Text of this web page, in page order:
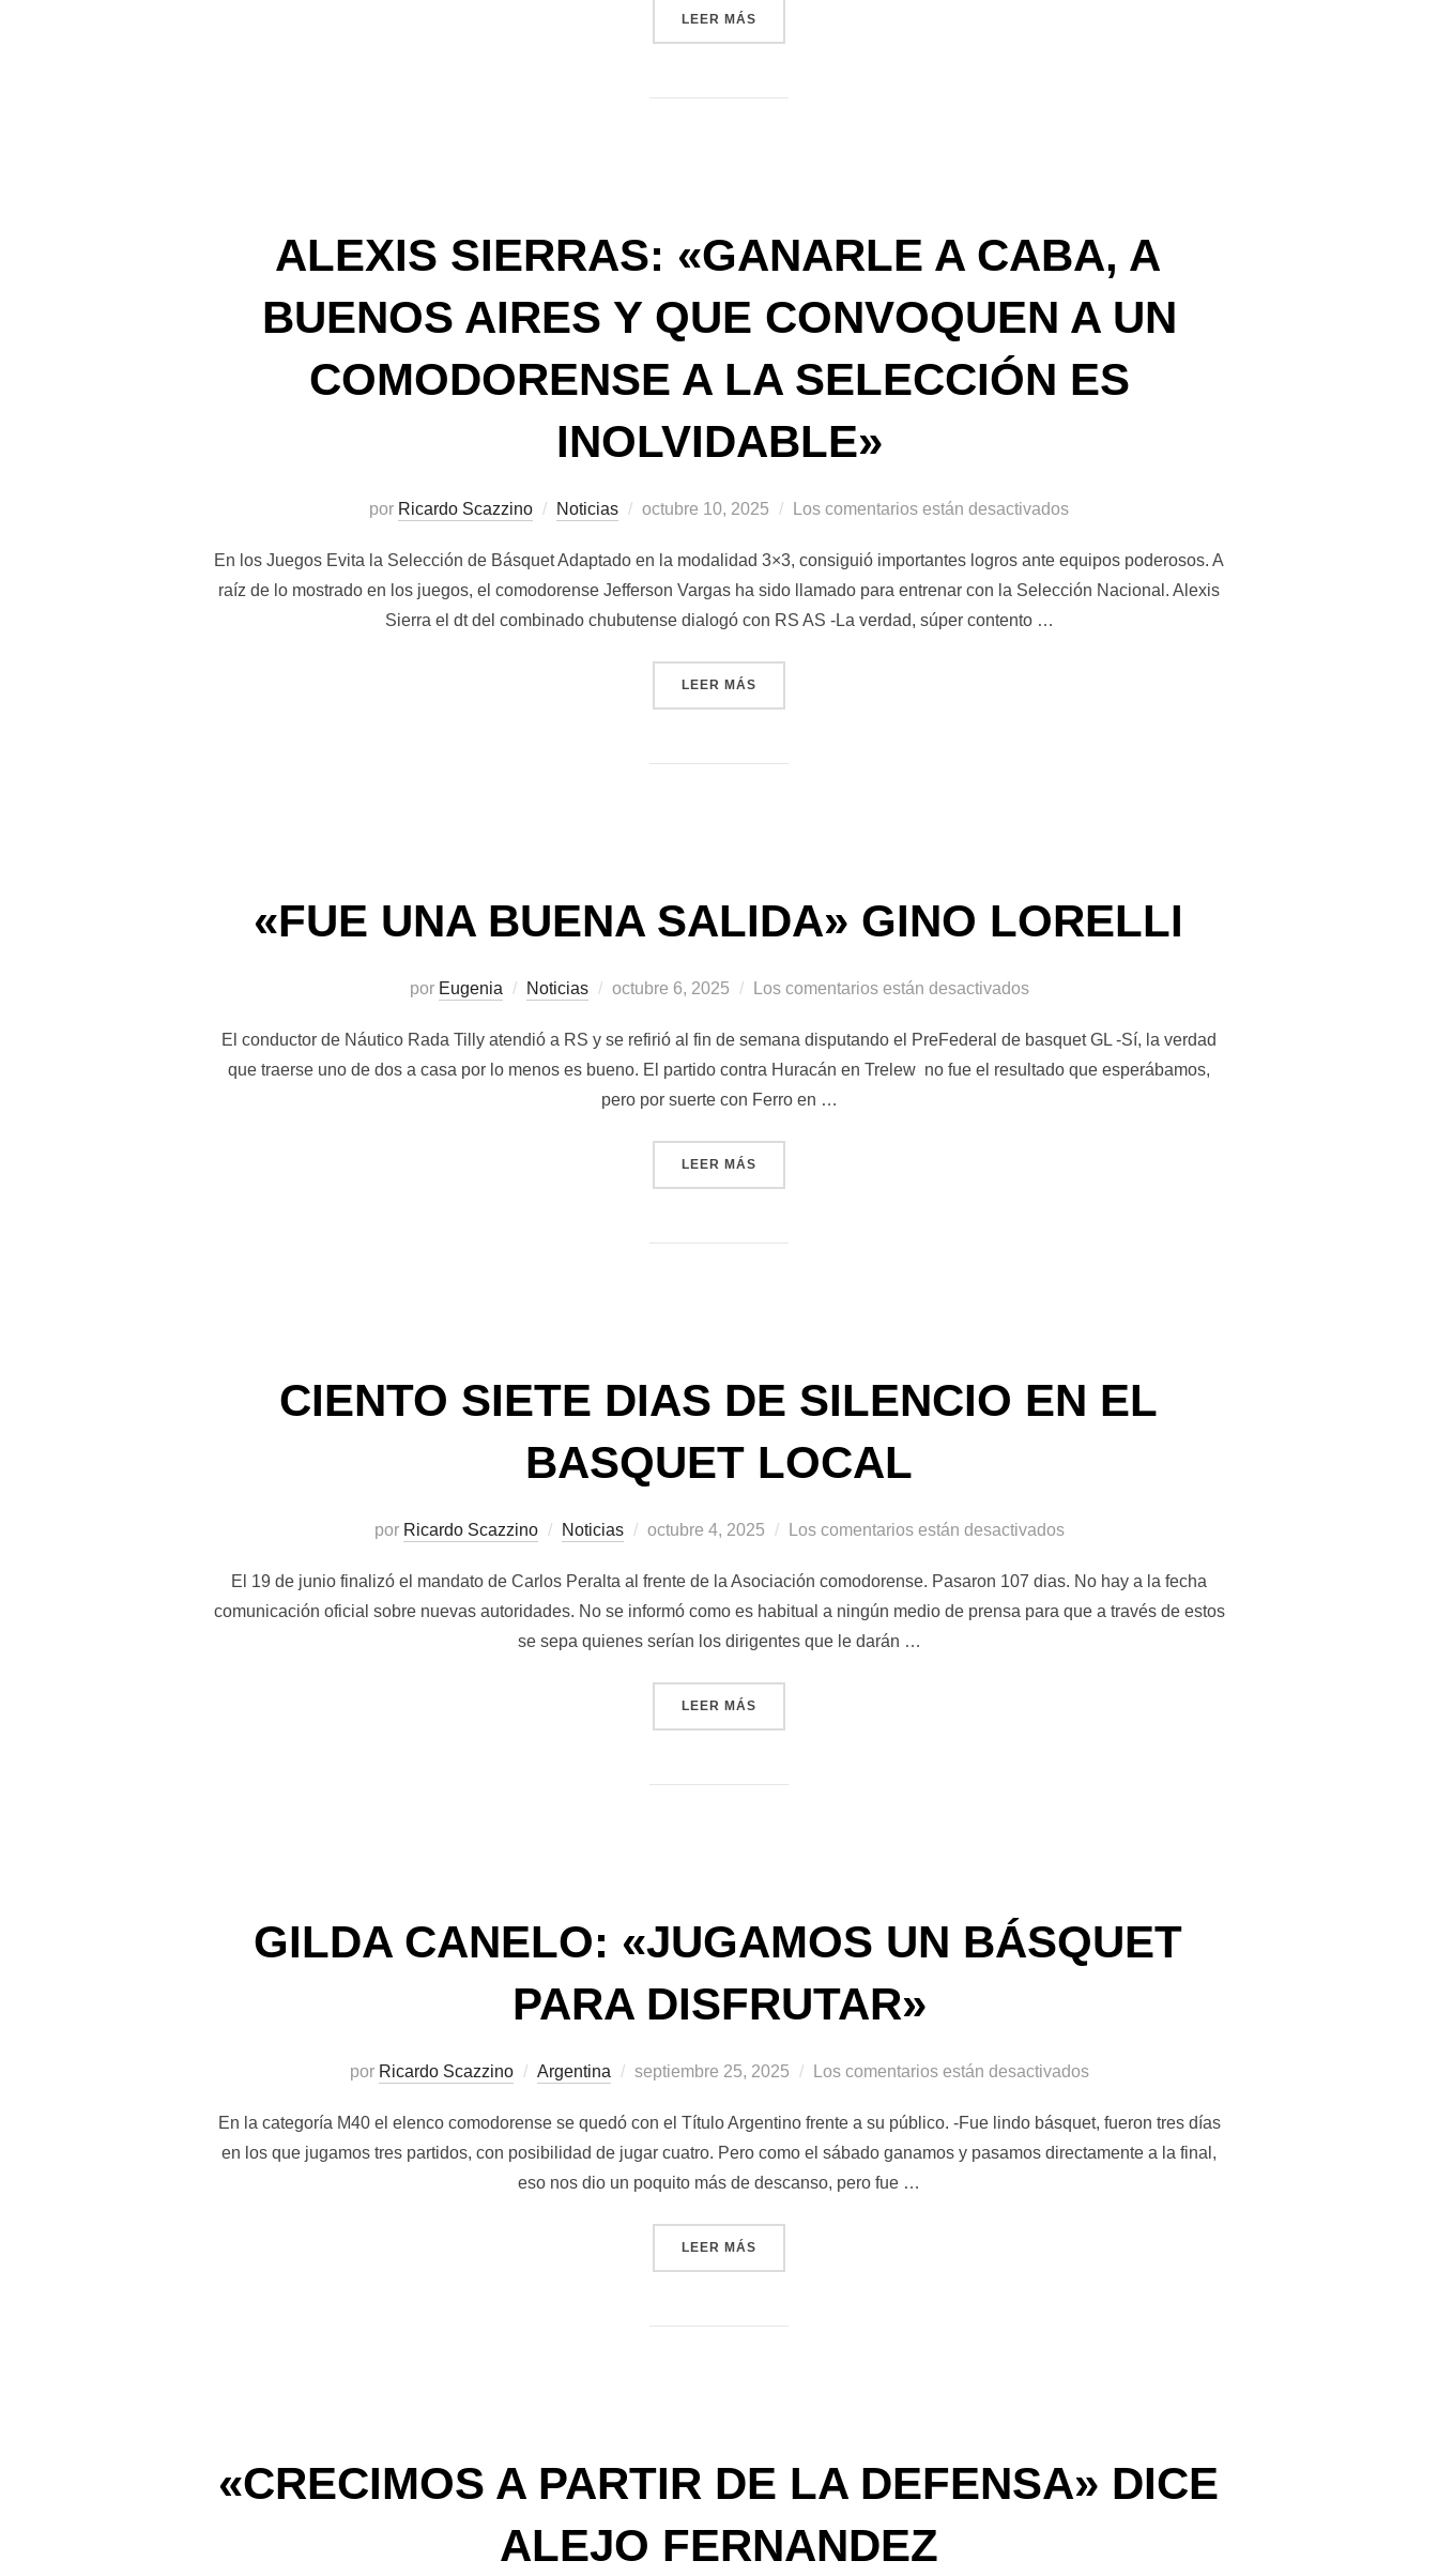
LEER MÁS
ALEXIS SIERRAS: «GANARLE A CABA, A
BUENOS AIRES Y QUE CONVOQUEN A UN
COMODORENSE A LA SELECCIÓN ES
INOLVIDABLE»
por Ricardo Scazzino Noticias
Publicado
octubre 10, 2025 Los comentarios están desactivados
En los Juegos Evita la Selección de Básquet Adaptado en la modalidad 3×3, consiguió importantes logros ante equipos poderosos. A
raíz de lo mostrado en los juegos, el comodorense Jefferson Vargas ha sido llamado para entrenar con la Selección Nacional. Alexis
Sierra el dt del combinado chubutense dialogó con RS AS -La verdad, súper contento …
LEER MÁS
«FUE UNA BUENA SALIDA» GINO LORELLI
por Eugenia Noticias
Publicado
octubre 6, 2025 Los comentarios están desactivados
El conductor de Náutico Rada Tilly atendió a RS y se refirió al fin de semana disputando el PreFederal de basquet GL -Sí, la verdad
que traerse uno de dos a casa por lo menos es bueno. El partido contra Huracán en Trelew no fue el resultado que esperábamos,
pero por suerte con Ferro en …
LEER MÁS
CIENTO SIETE DIAS DE SILENCIO EN EL
BASQUET LOCAL
por Ricardo Scazzino Noticias
Publicado
octubre 4, 2025 Los comentarios están desactivados
El 19 de junio finalizó el mandato de Carlos Peralta al frente de la Asociación comodorense. Pasaron 107 dias. No hay a la fecha
comunicación oficial sobre nuevas autoridades. No se informó como es habitual a ningún medio de prensa para que a través de estos
se sepa quienes serían los dirigentes que le darán …
LEER MÁS
GILDA CANELO: «JUGAMOS UN BÁSQUET
PARA DISFRUTAR»
por Ricardo Scazzino Argentina
Publicado
septiembre 25, 2025 Los comentarios están desactivados
En la categoría M40 el elenco comodorense se quedó con el Título Argentino frente a su público. -Fue lindo básquet, fueron tres días
en los que jugamos tres partidos, con posibilidad de jugar cuatro. Pero como el sábado ganamos y pasamos directamente a la final,
eso nos dio un poquito más de descanso, pero fue …
LEER MÁS
«CRECIMOS A PARTIR DE LA DEFENSA» DICE
ALEJO FERNANDEZ